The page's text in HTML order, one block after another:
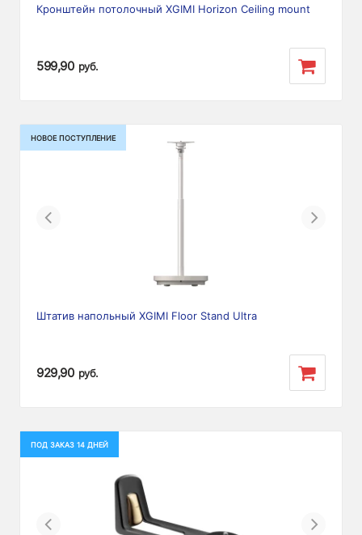
Кронштейн потолочный XGIMI Horizon Ceiling mount
599,90 руб.
НОВОЕ ПОСТУПЛЕНИЕ
Previous Next
Штатив напольный XGIMI Floor Stand Ultra
929,90 руб.
ПОД ЗАКАЗ 14 ДНЕЙ
Previous Next